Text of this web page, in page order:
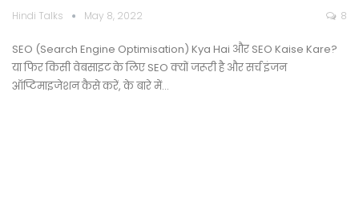
Hindi Talks May 8, 2022 8
SEO (Search Engine Optimisation) Kya Hai और SEO Kaise Kare?
या फिर किसी वेबसाइट के लिए SEO क्यों जरूरी है और सर्च इंजन
ऑप्टिमाइजेशन कैसे करें, के बारे में…